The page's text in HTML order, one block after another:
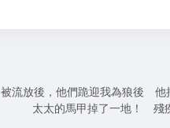
被流放後，他們跪迎我為狼後 他
太太的馬甲掉了一地！
殘